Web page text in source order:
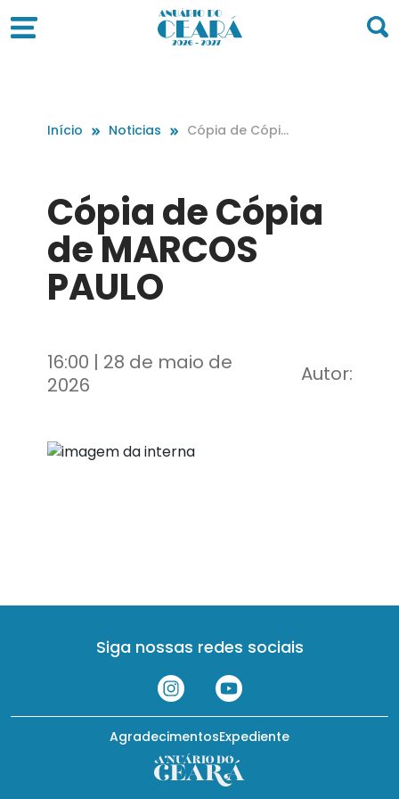
Início Noticias
Cópia de Cópi
Cópia de Cópia
de MARCOS
PAULO
16:00 | 28 de maio de
2026
Autor:
Siga nossas redes sociais
Expediente
Agradecimentos